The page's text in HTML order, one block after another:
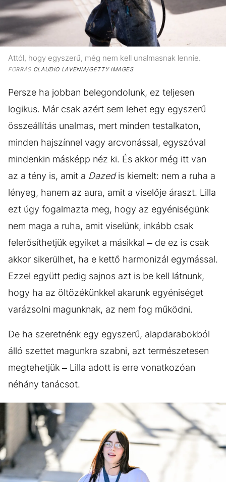
Attól, hogy egyszerű, még nem kell unalmasnak lennie.
FORRÁSCLAUDIO LAVENIA/GETTY IMAGES
Persze ha jobban belegondolunk, ez teljesen
logikus. Már csak azért sem lehet egy egyszerű
összeállítás unalmas, mert minden testalkaton,
minden hajszínnel vagy arcvonással, egyszóval
mindenkin másképp néz ki. És akkor még itt van
az a tény is, amit a Dazedis kiemelt: nem a ruha a
lényeg, hanem az aura, amit a viselője áraszt. Lilla
ezt úgy fogalmazta meg, hogy az egyéniségünk
nem maga a ruha, amit viselünk, inkább csak
felerősíthetjük egyiket a másikkal – de ez is csak
akkor sikerülhet, ha e kettő harmonizál egymással.
Ezzel együtt pedig sajnos azt is be kell látnunk,
hogy ha az öltözékünkkel akarunk egyéniséget
varázsolni magunknak, az nem fog működni.
De ha szeretnénk egy egyszerű, alapdarabokból
álló szettet magunkra szabni, azt természetesen
megtehetjük – Lilla adott is erre vonatkozóan
néhány tanácsot.